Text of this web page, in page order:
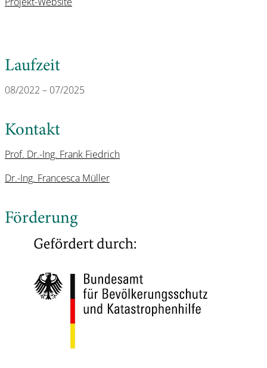
Laufzeit
08/2022 – 07/2025
Kontakt
Prof. Dr.-Ing. Frank Fiedrich
Dr.-Ing. Francesca Müller
Förderung